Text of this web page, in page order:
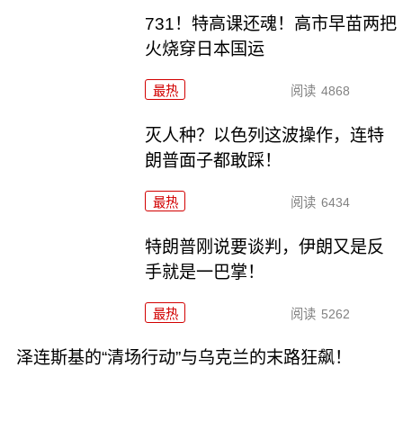
731！特高课还魂！高市早苗两把
火烧穿日本国运
最热 阅读 4868
灭人种？以色列这波操作，连特
朗普面子都敢踩！
最热 阅读 6434
特朗普刚说要谈判，伊朗又是反
手就是一巴掌！
最热 阅读 5262
泽连斯基的“清场行动”与乌克兰的末路狂飙！